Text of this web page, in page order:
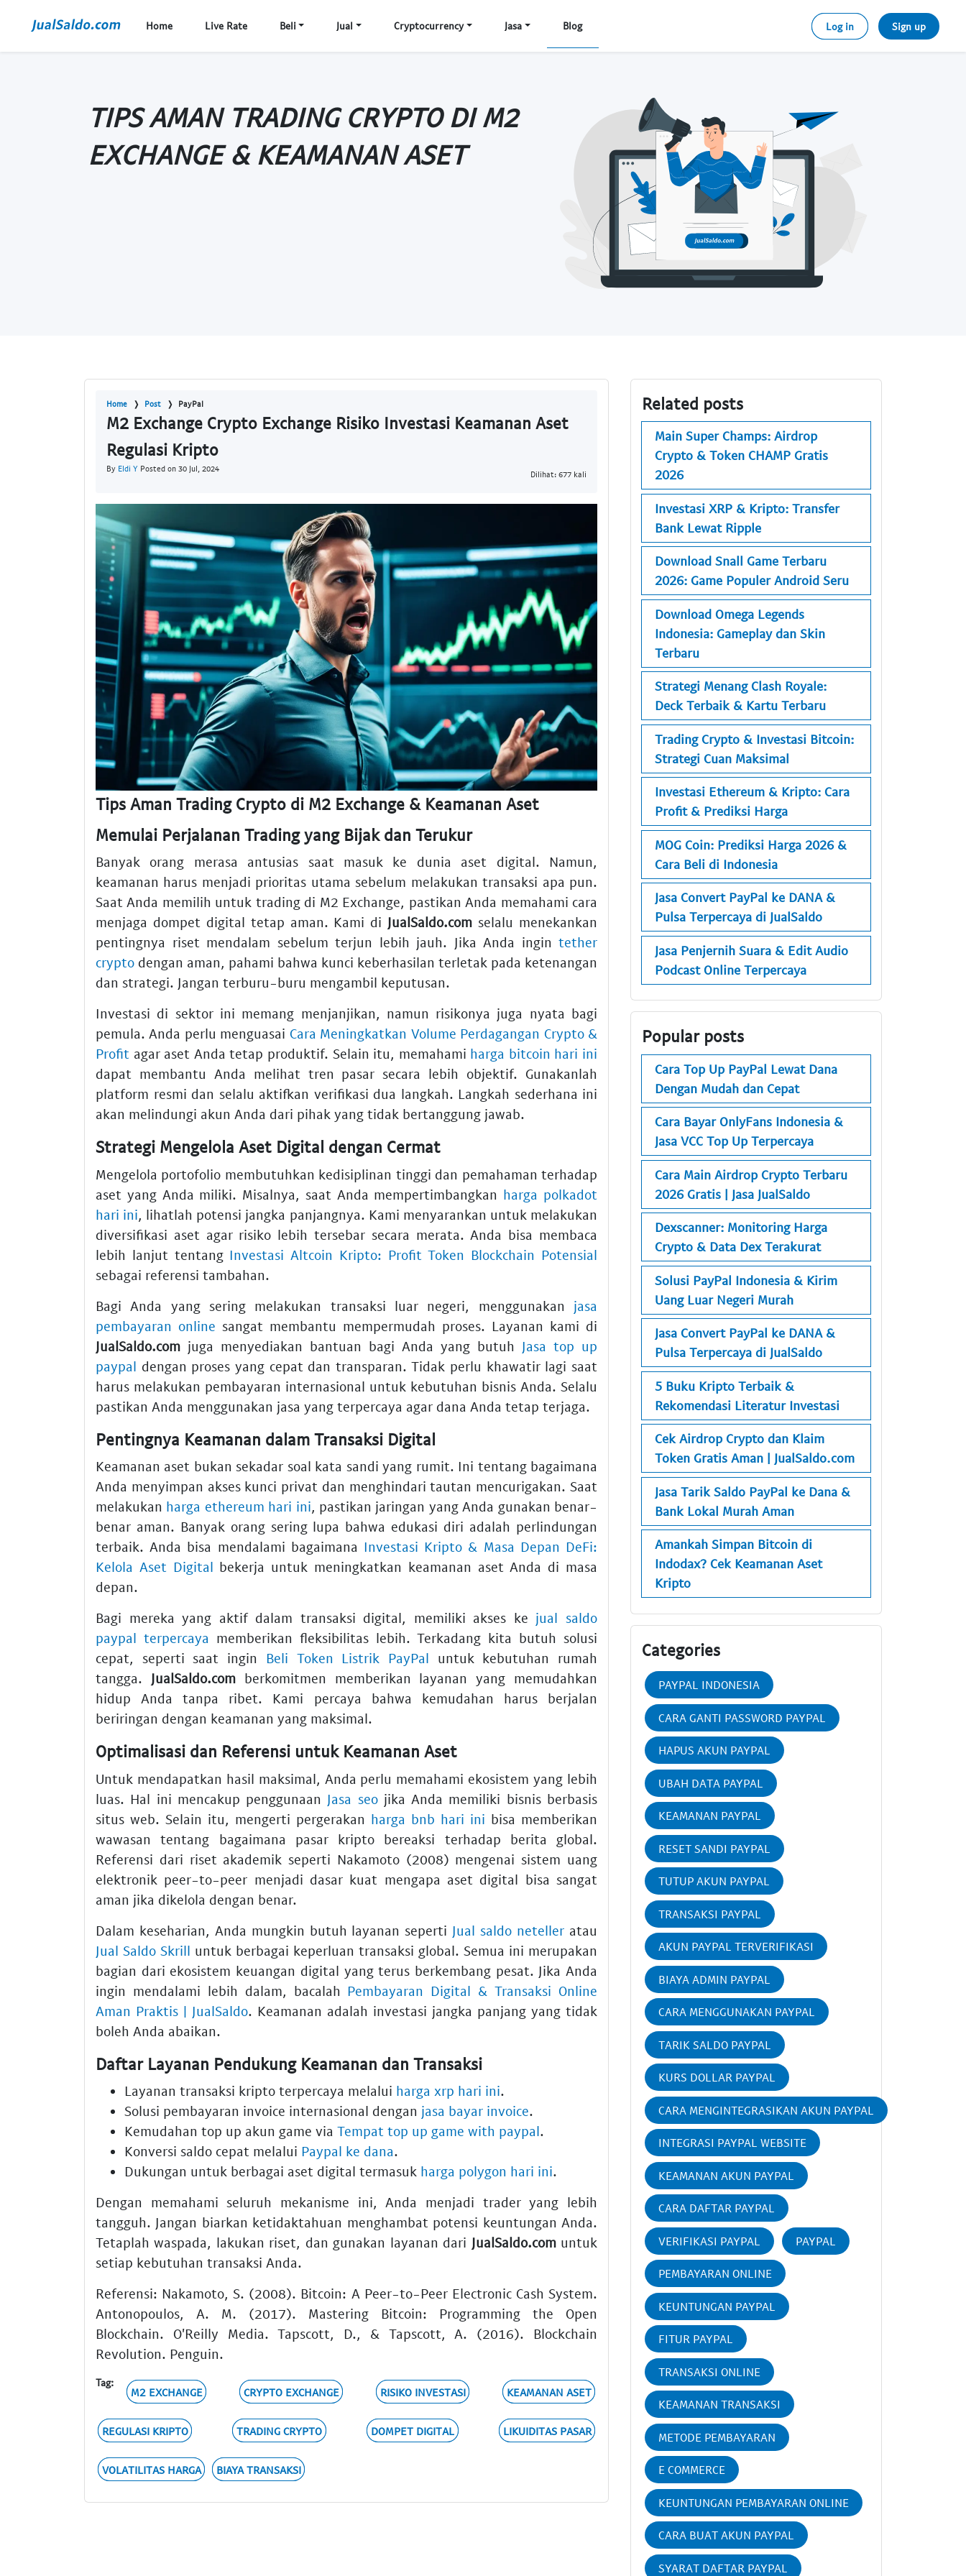
Home Live Rate Beli Jual Cryptocurrency Jasa Blog Log in Sign up
TIPS AMAN TRADING CRYPTO DI M2
EXCHANGE & KEAMANAN ASET
Home Post PayPal
M2 Exchange Crypto Exchange Risiko Investasi Keamanan Aset
Regulasi Kripto
By Eldi Y Posted on 30 Jul, 2024
Dilihat: 677 kali
Tips Aman Trading Crypto di M2 Exchange & Keamanan Aset
Memulai Perjalanan Trading yang Bijak dan Terukur
Banyak orang merasa antusias saat masuk ke dunia aset digital. Namun,
keamanan harus menjadi prioritas utama sebelum melakukan transaksi apa pun.
Saat Anda memilih untuk trading di M2 Exchange, pastikan Anda memahami cara
menjaga dompet digital tetap aman. Kami di JualSaldo.com selalu menekankan
pentingnya riset mendalam sebelum terjun lebih jauh. Jika Anda ingin tether
crypto dengan aman, pahami bahwa kunci keberhasilan terletak pada ketenangan
dan strategi. Jangan terburu-buru mengambil keputusan.
Investasi di sektor ini memang menjanjikan, namun risikonya juga nyata bagi
pemula. Anda perlu menguasai Cara Meningkatkan Volume Perdagangan Crypto &
Profit agar aset Anda tetap produktif. Selain itu, memahami harga bitcoin hari ini
dapat membantu Anda melihat tren pasar secara lebih objektif. Gunakanlah
platform resmi dan selalu aktifkan verifikasi dua langkah. Langkah sederhana ini
akan melindungi akun Anda dari pihak yang tidak bertanggung jawab.
Strategi Mengelola Aset Digital dengan Cermat
Mengelola portofolio membutuhkan kedisiplinan tinggi dan pemahaman terhadap
aset yang Anda miliki. Misalnya, saat Anda mempertimbangkan harga polkadot
hari ini, lihatlah potensi jangka panjangnya. Kami menyarankan untuk melakukan
diversifikasi aset agar risiko lebih tersebar secara merata. Anda bisa membaca
lebih lanjut tentang Investasi Altcoin Kripto: Profit Token Blockchain Potensial
sebagai referensi tambahan.
Bagi Anda yang sering melakukan transaksi luar negeri, menggunakan jasa
pembayaran online sangat membantu mempermudah proses. Layanan kami di
JualSaldo.com juga menyediakan bantuan bagi Anda yang butuh Jasa top up
paypal dengan proses yang cepat dan transparan. Tidak perlu khawatir lagi saat
harus melakukan pembayaran internasional untuk kebutuhan bisnis Anda. Selalu
pastikan Anda menggunakan jasa yang terpercaya agar dana Anda tetap terjaga.
Pentingnya Keamanan dalam Transaksi Digital
Keamanan aset bukan sekadar soal kata sandi yang rumit. Ini tentang bagaimana
Anda menyimpan akses kunci privat dan menghindari tautan mencurigakan. Saat
melakukan harga ethereum hari ini, pastikan jaringan yang Anda gunakan benar-
benar aman. Banyak orang sering lupa bahwa edukasi diri adalah perlindungan
terbaik. Anda bisa mendalami bagaimana Investasi Kripto & Masa Depan DeFi:
Kelola Aset Digital bekerja untuk meningkatkan keamanan aset Anda di masa
depan.
Bagi mereka yang aktif dalam transaksi digital, memiliki akses ke jual saldo
paypal terpercaya memberikan fleksibilitas lebih. Terkadang kita butuh solusi
cepat, seperti saat ingin Beli Token Listrik PayPal untuk kebutuhan rumah
tangga. JualSaldo.comberkomitmen memberikan layanan yang memudahkan
hidup Anda tanpa ribet. Kami percaya bahwa kemudahan harus berjalan
beriringan dengan keamanan yang maksimal.
Optimalisasi dan Referensi untuk Keamanan Aset
Untuk mendapatkan hasil maksimal, Anda perlu memahami ekosistem yang lebih
luas. Hal ini mencakup penggunaan Jasa seojika Anda memiliki bisnis berbasis
situs web. Selain itu, mengerti pergerakan harga bnb hari ini bisa memberikan
wawasan tentang bagaimana pasar kripto bereaksi terhadap berita global.
Referensi dari riset akademik seperti Nakamoto (2008) mengenai sistem uang
elektronik peer-to-peer menjadi dasar kuat mengapa aset digital bisa sangat
aman jika dikelola dengan benar.
Dalam keseharian, Anda mungkin butuh layanan seperti Jual saldo neteller atau
Jual Saldo Skrill untuk berbagai keperluan transaksi global. Semua ini merupakan
bagian dari ekosistem keuangan digital yang terus berkembang pesat. Jika Anda
ingin mendalami lebih dalam, bacalah Pembayaran Digital & Transaksi Online
Aman Praktis | JualSaldo. Keamanan adalah investasi jangka panjang yang tidak
boleh Anda abaikan.
Daftar Layanan Pendukung Keamanan dan Transaksi
Layanan transaksi kripto terpercaya melalui harga xrp hari ini.
Solusi pembayaran invoice internasional dengan jasa bayar invoice.
Kemudahan top up akun game via Tempat top up game with paypal.
Konversi saldo cepat melalui Paypal ke dana.
Dukungan untuk berbagai aset digital termasuk harga polygon hari ini.
Dengan memahami seluruh mekanisme ini, Anda menjadi trader yang lebih
tangguh. Jangan biarkan ketidaktahuan menghambat potensi keuntungan Anda.
Tetaplah waspada, lakukan riset, dan gunakan layanan dari JualSaldo.comuntuk
setiap kebutuhan transaksi Anda.
Referensi: Nakamoto, S. (2008). Bitcoin: A Peer-to-Peer Electronic Cash System.
Antonopoulos, A. M. (2017). Mastering Bitcoin: Programming the Open
Blockchain. O'Reilly Media. Tapscott, D., & Tapscott, A. (2016). Blockchain
Revolution. Penguin.
Tag:
M2 EXCHANGE CRYPTO EXCHANGE RISIKO INVESTASI KEAMANAN ASET
REGULASI KRIPTO TRADING CRYPTO DOMPET DIGITAL LIKUIDITAS PASAR
VOLATILITAS HARGA BIAYA TRANSAKSI
Related posts
Main Super Champs: Airdrop
Crypto & Token CHAMP Gratis
2026
Investasi XRP & Kripto: Transfer
Bank Lewat Ripple
Download Snall Game Terbaru
2026: Game Populer Android Seru
Download Omega Legends
Indonesia: Gameplay dan Skin
Terbaru
Strategi Menang Clash Royale:
Deck Terbaik & Kartu Terbaru
Trading Crypto & Investasi Bitcoin:
Strategi Cuan Maksimal
Investasi Ethereum & Kripto: Cara
Profit & Prediksi Harga
MOG Coin: Prediksi Harga 2026 &
Cara Beli di Indonesia
Jasa Convert PayPal ke DANA &
Pulsa Terpercaya di JualSaldo
Jasa Penjernih Suara & Edit Audio
Podcast Online Terpercaya
Popular posts
Cara Top Up PayPal Lewat Dana
Dengan Mudah dan Cepat
Cara Bayar OnlyFans Indonesia &
Jasa VCC Top Up Terpercaya
Cara Main Airdrop Crypto Terbaru
2026 Gratis | Jasa JualSaldo
Dexscanner: Monitoring Harga
Crypto & Data Dex Terakurat
Solusi PayPal Indonesia & Kirim
Uang Luar Negeri Murah
Jasa Convert PayPal ke DANA &
Pulsa Terpercaya di JualSaldo
5 Buku Kripto Terbaik &
Rekomendasi Literatur Investasi
Cek Airdrop Crypto dan Klaim
Token Gratis Aman | JualSaldo.com
Jasa Tarik Saldo PayPal ke Dana &
Bank Lokal Murah Aman
Amankah Simpan Bitcoin di
Indodax? Cek Keamanan Aset
Kripto
Categories
PAYPAL INDONESIA
CARA GANTI PASSWORD PAYPAL
HAPUS AKUN PAYPAL
UBAH DATA PAYPAL
KEAMANAN PAYPAL
RESET SANDI PAYPAL
TUTUP AKUN PAYPAL
TRANSAKSI PAYPAL
AKUN PAYPAL TERVERIFIKASI
BIAYA ADMIN PAYPAL
CARA MENGGUNAKAN PAYPAL
TARIK SALDO PAYPAL
KURS DOLLAR PAYPAL
CARA MENGINTEGRASIKAN AKUN PAYPAL
INTEGRASI PAYPAL WEBSITE
KEAMANAN AKUN PAYPAL
CARA DAFTAR PAYPAL
VERIFIKASI PAYPAL PAYPAL
PEMBAYARAN ONLINE
KEUNTUNGAN PAYPAL
FITUR PAYPAL
TRANSAKSI ONLINE
KEAMANAN TRANSAKSI
METODE PEMBAYARAN
E COMMERCE
KEUNTUNGAN PEMBAYARAN ONLINE
CARA BUAT AKUN PAYPAL
SYARAT DAFTAR PAYPAL